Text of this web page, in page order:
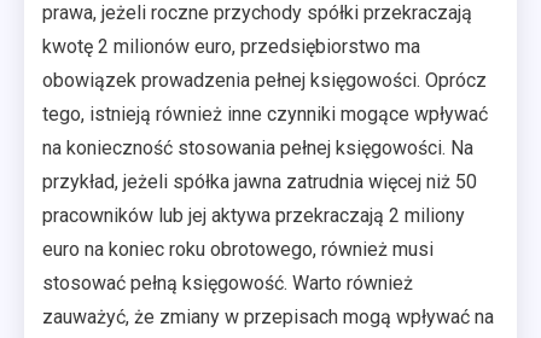
prawa, jeżeli roczne przychody spółki przekraczają
kwotę 2 milionów euro, przedsiębiorstwo ma
obowiązek prowadzenia pełnej księgowości. Oprócz
tego, istnieją również inne czynniki mogące wpływać
na konieczność stosowania pełnej księgowości. Na
przykład, jeżeli spółka jawna zatrudnia więcej niż 50
pracowników lub jej aktywa przekraczają 2 miliony
euro na koniec roku obrotowego, również musi
stosować pełną księgowość. Warto również
zauważyć, że zmiany w przepisach mogą wpływać na